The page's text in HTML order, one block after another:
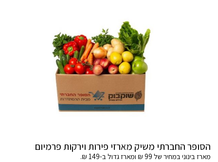
הסופר החברתי משיק מארזי פירות וירקות פרמיום
מארז בינוני במחיר של 99 ₪ ומארז גדול ב-149 ₪.